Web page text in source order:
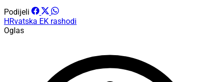
Podijeli
HRvatska EK rashodi
Oglas